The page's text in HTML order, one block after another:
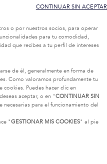
o por nuestros socios, para operar
para tu comodidad,
que recibes a tu perfil de intereses
de él, generalmente en forma de
Como valoramos profundamente tu
Puedes hacer clic en
aceptar, o en "CONTINUAR SIN
necesarias para el funcionamiento del
"GESTIONAR MIS COOKIES" al pie
CONTINUAR SIN ACEPTAR